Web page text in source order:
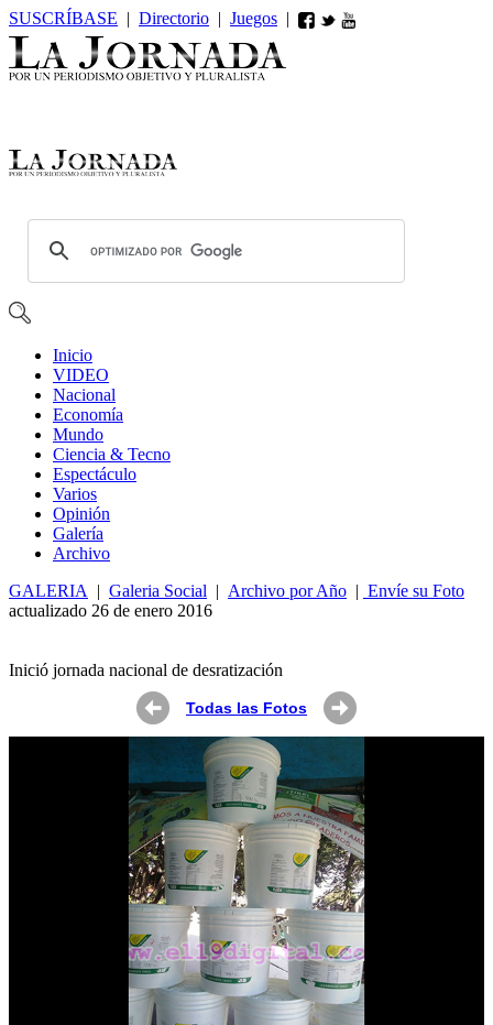
SUSCRÍBASE | Directorio | Juegos |
Inicio
VIDEO
Nacional
Economía
Mundo
Ciencia & Tecno
Espectáculo
Varios
Opinión
Galería
Archivo
GALERIA
| Galeria Social | Archivo por Año | Envíe su Foto
actualizado 26 de enero 2016
Inició jornada nacional de desratización
Todas las Fotos